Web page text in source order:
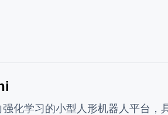
化学习的小型人形机器人平台，